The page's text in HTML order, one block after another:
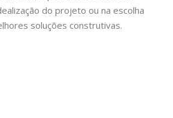
do projeto ou na escolha
soluções construtivas.